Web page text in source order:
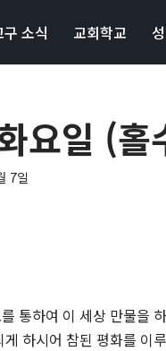
구 소식 교회학교
요일 (홀
7일
통하여 이 세상 만물을
하시어 참된 평화를 이